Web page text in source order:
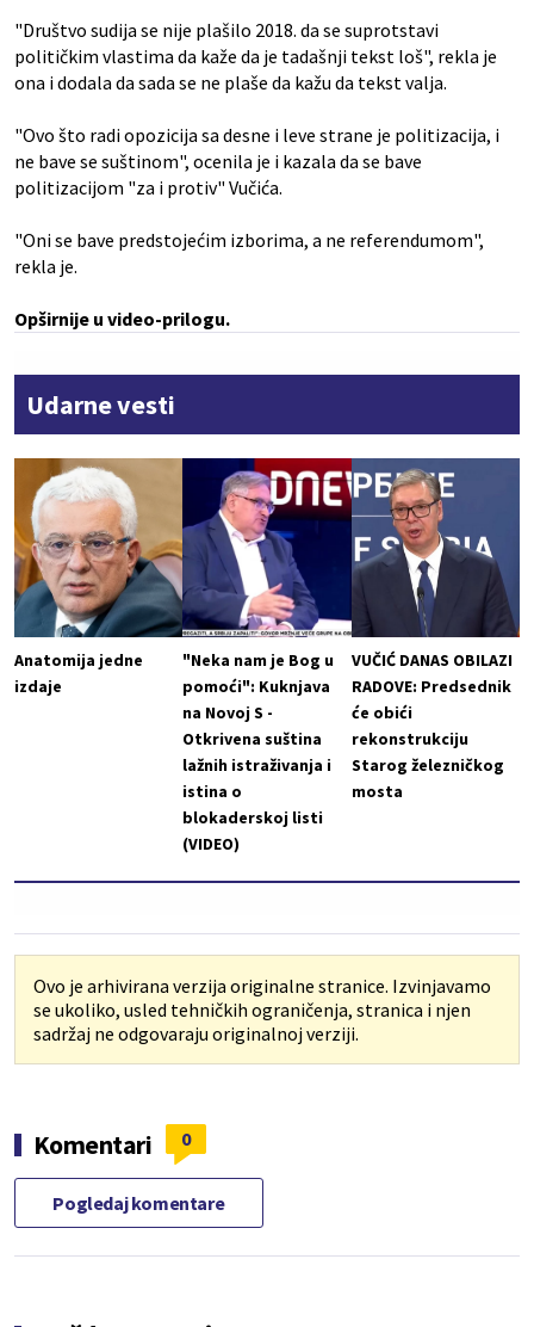
"Društvo sudija se nije plašilo 2018. da se suprotstavi
političkim vlastima da kaže da je tadašnji tekst loš", rekla je
ona i dodala da sada se ne plaše da kažu da tekst valja.
"Ovo što radi opozicija sa desne i leve strane je politizacija, i
ne bave se suštinom", ocenila je i kazala da se bave
politizacijom "za i protiv" Vučića.
"Oni se bave predstojećim izborima, a ne referendumom",
rekla je.
Opširnije u video-prilogu.
Udarne vesti
Anatomija jedne
izdaje
"Neka nam je Bog u
pomoći": Kuknjava
na Novoj S -
Otkrivena suština
lažnih istraživanja i
istina o
blokaderskoj listi
(VIDEO)
VUČIĆ DANAS OBILAZI
RADOVE: Predsednik
će obići
rekonstrukciju
Starog železničkog
mosta
Ovo je arhivirana verzija originalne stranice. Izvinjavamo
se ukoliko, usled tehničkih ograničenja, stranica i njen
sadržaj ne odgovaraju originalnoj verziji.
Komentari 0
Pogledaj komentare